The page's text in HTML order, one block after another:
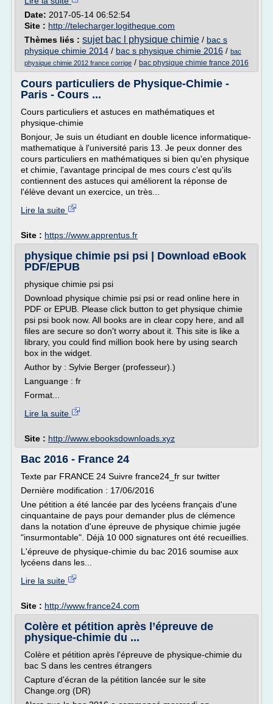
Date: 2017-05-14 06:52:54
Site : http://telecharger.logitheque.com
Thèmes liés : sujet bac l physique chimie / bac s
physique chimie 2014 / bac s physique chimie 2016 / bac
physique chimie 2012 france corrige / bac physique chimie france 2016
Cours particuliers de Physique-Chimie -
Paris - Cours ...
Cours particuliers et astuces en mathématiques et
physique-chimie
Bonjour, Je suis un étudiant en double licence informatique-
mathematique à l'université paris 13. Je peux donner des
cours particuliers en mathématiques si bien qu'en physique
et chimie, l'avantage principal de mes cours c'est qu'ils
contiennent des astuces qui améliorent la réponse de
l'élève devant un exercice, un très...
Lire la suite
Site : https://www.apprentus.fr
physique chimie psi psi | Download eBook
PDF/EPUB
physique chimie psi psi
Download physique chimie psi psi or read online here in
PDF or EPUB. Please click button to get physique chimie
psi psi book now. All books are in clear copy here, and all
files are secure so don't worry about it. This site is like a
library, you could find million book here by using search
box in the widget.
Author by : Sylvie Berger (professeur).)
Languange : fr
Format...
Lire la suite
Site : http://www.ebooksdownloads.xyz
Bac 2016 - France 24
Texte par FRANCE 24 Suivre france24_fr sur twitter
Dernière modification : 17/06/2016
Une pétition a été lancée par des lycéens français d'une
cinquantaine de pays pour demander plus de clémence
dans la notation d'une épreuve de physique chimie jugée
"insurmontable". Déjà 10 000 signatures ont été recueillies.
L'épreuve de physique-chimie du bac 2016 soumise aux
lycéens dans les...
Lire la suite
Site : http://www.france24.com
Colère et pétition après l’épreuve de
physique-chimie du ...
Colère et pétition après l'épreuve de physique-chimie du
bac S dans les centres étrangers
Capture d'écran de la pétition lancée sur le site
Change.org (DR)